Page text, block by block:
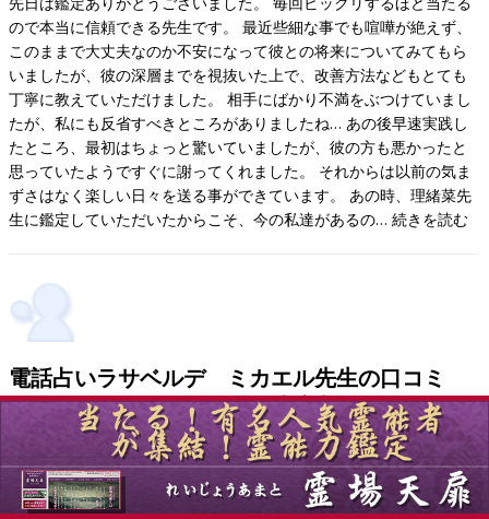
ので本当に信頼できる先生です。 最近些細な事でも喧嘩が絶えず、
このままで大丈夫なのか不安になって彼との将来についてみてもら
いましたが、彼の深層までを視抜いた上で、改善方法などもとても
丁寧に教えていただけました。 相手にばかり不満をぶつけていまし
たが、私にも反省すべきところがありましたね… あの後早速実践し
たところ、最初はちょっと驚いていましたが、彼の方も悪かったと
思っていたようですぐに謝ってくれました。 それからは以前の気ま
ずさはなく楽しい日々を送る事ができています。 あの時、理緒菜先
生に鑑定していただいたからこそ、今の私達があるの…続きを読む
電話占いラサベルデ ミカエル先生の口コミ
（ホナミさん 30代女性 東京都）
2015年11月27日 // 0 Comments
長い不倫を続けていましたが、子供が欲しいと願う私は、年齢的に
どうにかしなければならない状況になっていました。 ミカエル先生
の事は、口コミから未来鑑定ができるという「電話占いラサベル